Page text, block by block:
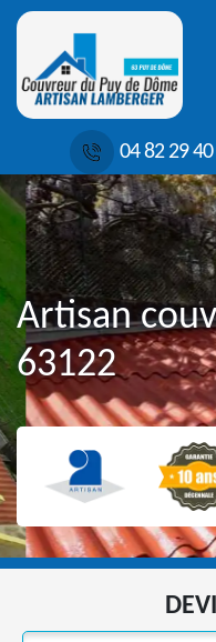
04 82 29
Artisan
63122